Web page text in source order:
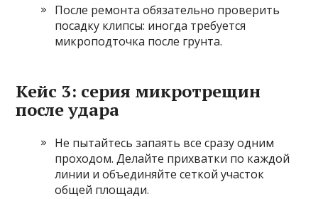
После ремонта обязательно проверить
посадку клипсы: иногда требуется
микроподточка после грунта.
Кейс 3: серия микротрещин
после удара
Не пытайтесь запаять все сразу одним
проходом. Делайте прихватки по каждой
линии и объединяйте сеткой участок
общей площади.